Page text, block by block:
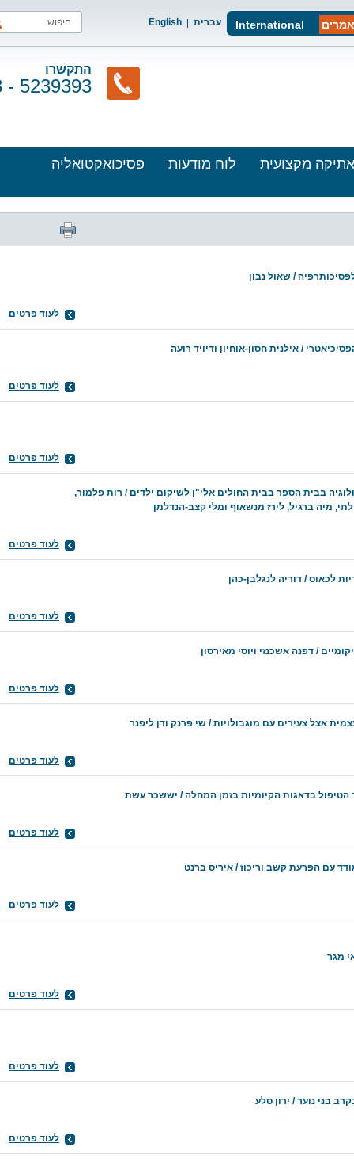
International עברית English
התקשרו
- 5239393
אתיקה מקצועית לוח מודעות פסיכואקטואליה
/ שאול נבון
לעוד פרטים
/ אילנית חסון-אוחיון ודיויד רועה
לעוד פרטים
לעוד פרטים
בבית הספר בבית החולים אלי"ן לשיקום ילדים / רות פלמור,
מיה ברגיל, לירז מנשאוף ומלי קצב-הנדלמן
לעוד פרטים
לכאוס / דוריה לנגלבן-כהן
לעוד פרטים
/ דפנה אשכנזי ויוסי מאירסון
לעוד פרטים
אצל צעירים עם מוגבולויות / שי פרנק ודן ליפנר
לעוד פרטים
הטיפול בדאגות הקיומיות בזמן המחלה / יששכר עשת
לעוד פרטים
עם הפרעת קשב וריכוז / איריס ברנט
לעוד פרטים
מגר
לעוד פרטים
לעוד פרטים
בני נוער / ירון סלע
לעוד פרטים